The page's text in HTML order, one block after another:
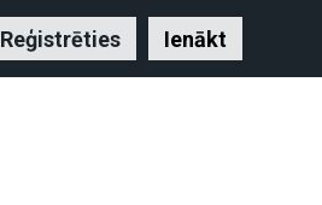
Reģistrēties Ienākt